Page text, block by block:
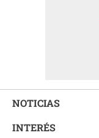
NOTICIAS
INTERÉS